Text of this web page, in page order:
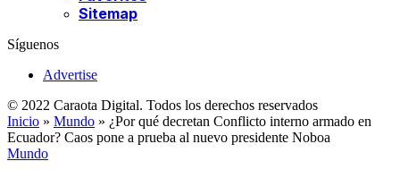
Sitemap
Síguenos
Advertise
© 2022 Caraota Digital. Todos los derechos reservados
Inicio » Mundo » ¿Por qué decretan Conflicto interno armado en
Ecuador? Caos pone a prueba al nuevo presidente Noboa
Mundo